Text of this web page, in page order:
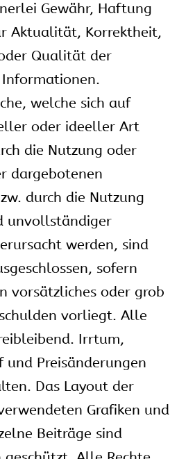
Gewähr, Haftung
Aktualität, Korrektheit,
Qualität der
welche sich auf
oder ideeller Art
die Nutzung oder
dargebotenen
durch die Nutzung
unvollständiger
werden, sind
sofern
vorsätzliches oder grob
vorliegt. Alle
Irrtum,
und Preisänderungen
Das Layout der
Grafiken und
Beiträge sind